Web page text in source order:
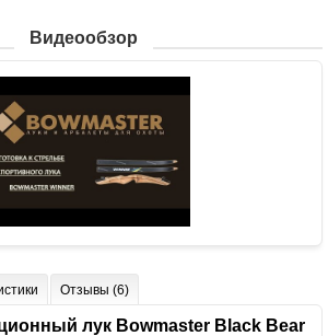
Видеообзор
Отзывы (6)
лук Bowmaster Black Bear